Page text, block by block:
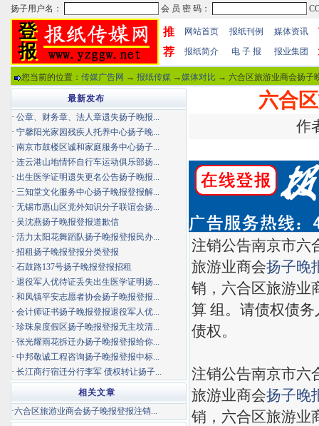
推
荐
网站首页 报纸刊例 媒体资讯
报纸简介 电 子 报 报业集团
您当前的位置： 传媒广告网 → 报纸传媒 →媒体对比 → 六合区旅游业商会扬子
六合
作
注销公告南京市六
旅游业商会扬子晚
销，六合区旅游业
算 组。请债权债
债权。
注销公告南京市六
旅游业商会扬子晚
销，六合区旅游业
最新发布
· 公章、财务章、法人章遗失扬子晚报...
· 宁馨阳光家园残疾人托养中心扬子晚...
· 南京市鼓楼区诚和家庭服务中心扬子...
· 连云港山地情怀自行车运动俱乐部扬...
· 出生医学证明遗失更名公告扬子晚报...
· 三知堂文化服务中心扬子晚报登报解...
· 无锡市惠山区党外知识分子联谊会扬...
· 吴沈燕扬子晚报登报道歉信
· 活力太阳花舞蹈队扬子晚报登报民办...
· 招租扬子晚报登报分类登报
· 石鼓路137号扬子晚报登报招租
· 退役军人优待证丢失出生医学证明扬...
· 和凤镇平安志愿者协会扬子晚报登报...
· 会计师证书扬子晚报登报退役军人优...
· 珍珠泉度假区扬子晚报登报无主坟清...
· 张光耀雨花拆迁办扬子晚报登报给你...
· 中邦敬诚工程咨询扬子晚报登报中标...
· 长江商行宿迁分行李军 债权转让扬子...
相关文章
·六合区旅游业商会扬子晚报登报注销...